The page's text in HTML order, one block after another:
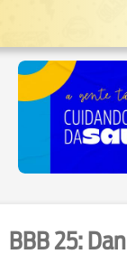
BBB 25: